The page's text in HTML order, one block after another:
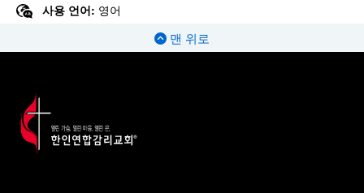
사용 언어: 영어
맨 위로